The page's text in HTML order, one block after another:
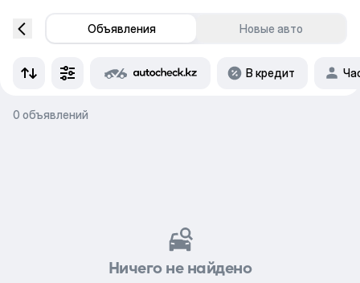
Объявления Новые авто
В кредит
0 объявлений
Ничего не найдено